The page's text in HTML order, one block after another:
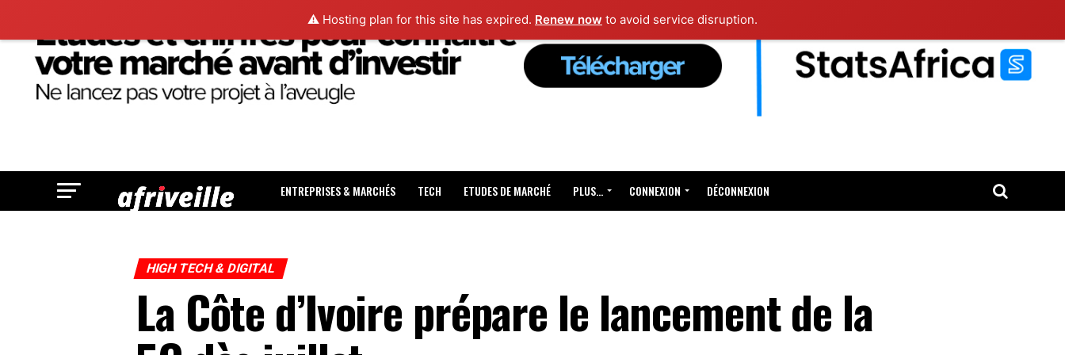
⚠️ Hosting plan for this site has expired. Renew now to avoid service disruption.
ENTREPRISES & MARCHÉS TECH ETUDES DE MARCHÉ PLUS… CONNEXION DÉCONNEXION
HIGH TECH & DIGITAL
La Côte d’Ivoire prépare le lancement de la